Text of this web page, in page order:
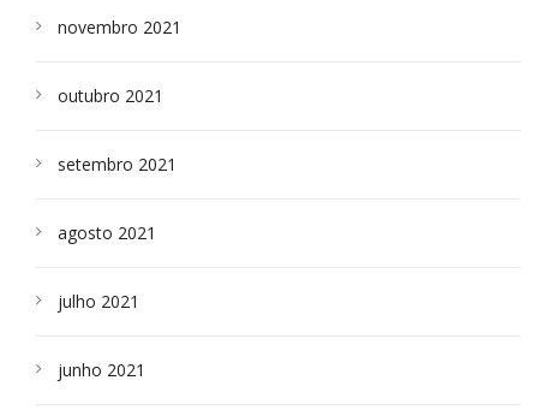
novembro 2021
outubro 2021
setembro 2021
agosto 2021
julho 2021
junho 2021